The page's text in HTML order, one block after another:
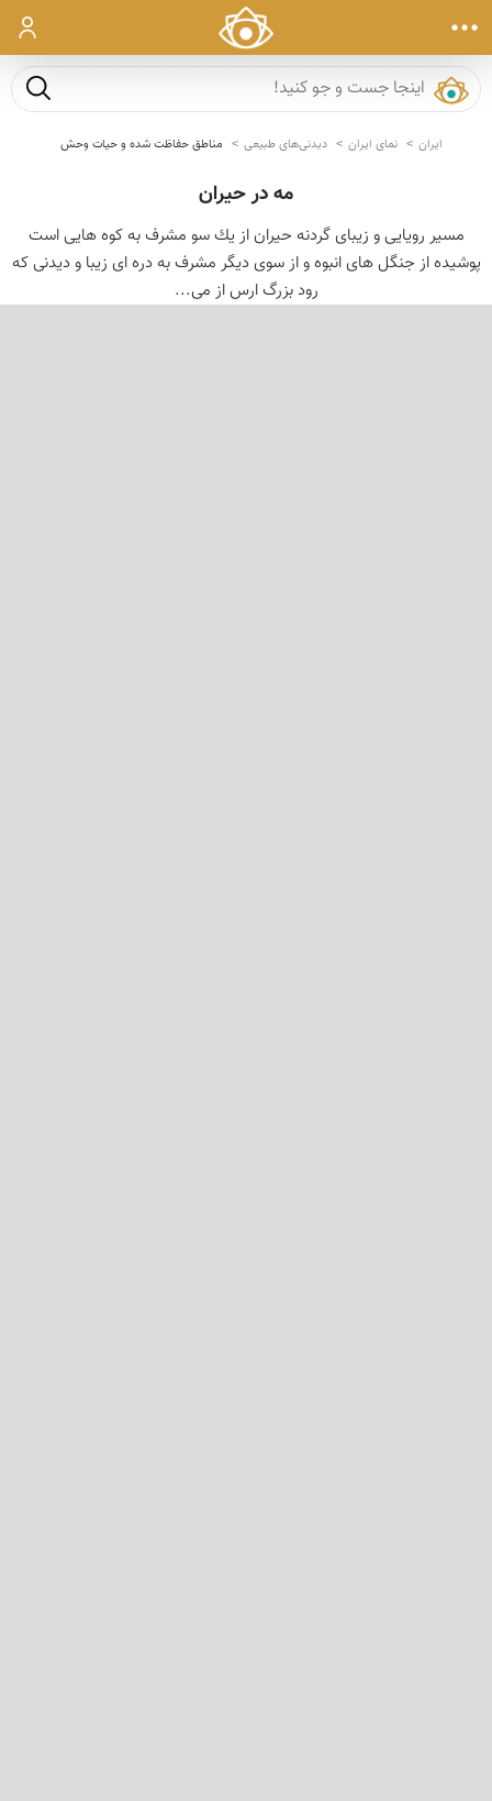
ورود
جست و
ایران نمای ایران دیدنی‌های طبیعی مناطق حفاظت شده و حیات وحش
مه در حیران
مسیر رویایى و زیباى گردنه حیران از یك سو مشرف به كوه هایى است
پوشیده از جنگل هاى انبوه و از سوی دیگر مشرف به دره اى زیبا و دیدنی كه
رود بزرگ ارس از می...